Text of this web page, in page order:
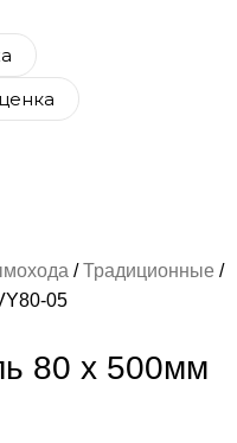
Традиционные
05
80 х 500мм